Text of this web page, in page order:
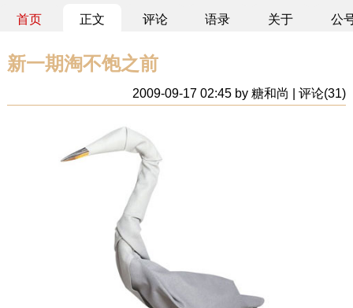
首页 正文 评论 语录 关于 公
新一期淘不饱之前
2009-09-17 02:45 by 糖和尚 | 评论(31)